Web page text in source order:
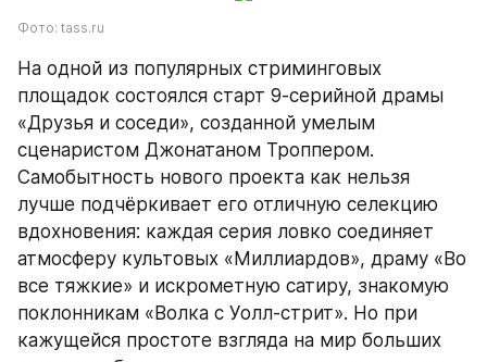
Фото: tass.ru
На одной из популярных стриминговых
площадок состоялся старт 9-серийной драмы
«Друзья и соседи», созданной умелым
сценаристом Джонатаном Троппером.
Самобытность нового проекта как нельзя
лучше подчёркивает его отличную селекцию
вдохновения: каждая серия ловко соединяет
атмосферу культовых «Миллиардов», драму «Во
все тяжкие» и искрометную сатиру, знакомую
поклонникам «Волка с Уолл-стрит». Но при
кажущейся простоте взгляда на мир больших